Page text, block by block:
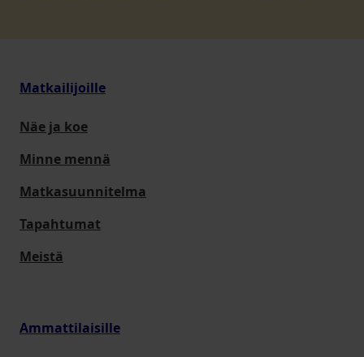
Matkailijoille
Näe ja koe
Minne mennä
Matkasuunnitelma
Tapahtumat
Meistä
Ammattilaisille